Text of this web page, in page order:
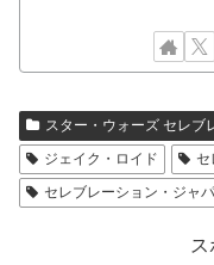
スター・ウォーズ セレブ
ジェイク・ロイド
セ
セレブレーション・ジャ